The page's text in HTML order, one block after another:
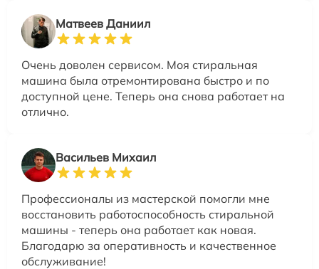
Матвеев Даниил
Очень доволен сервисом. Моя стиральная
машина была отремонтирована быстро и по
доступной цене. Теперь она снова работает на
отлично.
Васильев Михаил
Профессионалы из мастерской помогли мне
восстановить работоспособность стиральной
машины - теперь она работает как новая.
Благодарю за оперативность и качественное
обслуживание!